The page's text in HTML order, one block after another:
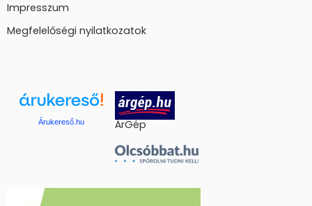
Impresszum
Megfelelőségi nyilatkozatok
Árukereső.hu ÁrGép